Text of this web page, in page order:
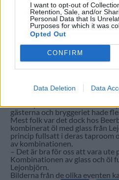
I want to opt-out of
Retention, Sale, and/or
Personal Data that Is
Purposes for which it was
Opted Out
CONFIRM
Data Deletion Data
Ölpremiär, glass och öl samt
Onsdagskvällen på Gbg Beer
variation av arrangemang.
Hos Smaka vid Vasaplatsen
premiär för sin Frölunda IPA. En
besökarna i smaken. Bryggeriet
jobba bakom baren.
med tap takover. Ett antal av
gästerna och bryggeriet hade
Mest folk var det dock hos
kombinerat öl med glass från
princip fullsatt i deras taproom
av kombinationen.
– Det är bra för oss att vara ute
Kombinationen av glass och öl
Lejonbjörn.
Bilderna från de olika eventen